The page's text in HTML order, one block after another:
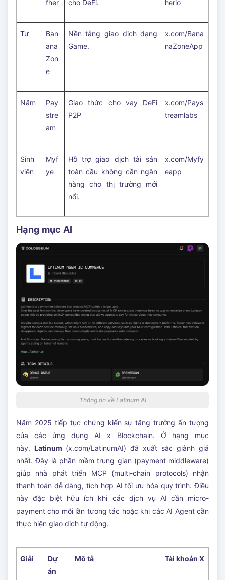
fher
cho DeFi.
herio
Tư
Ban
ana
Zon
e
Nền tảng giao dịch dạng
Game.
x.com/Bana
naZoneApp
Năm
Pay
stre
am
Giao thức cho vay DeFi
P2P
x.com/Pays
treamlabs
Sinh
viên
Myf
ye
Hỗ trợ giao dịch tài sản
toàn cầu không cần ngân
hàng cho thị trường mới
nổi.
x.com/Myfy
eapp
Hạng mục AI
Thông tin về Latinum AI
Năm 2025 tiếp tục chứng kiến sự tăng trưởng ấn tượng
của các ứng dụng AI x Blockchain. Ở hạng mục
này, Latinum (x.com/LatinumAI) đã xuất sắc giành giả
nhất. Đây là phần mềm trung gian (payment middleware)
giúp nhà phát triển MCP (multi-chain protocols) nhận
thanh toán dễ dàng, tích hợp AI tối ưu hóa quy trình. Điều
này đặc biệt hữu ích khi các dịch vụ AI cần micro-
payment cho mỗi lần tương tác hoặc khi các AI Agent cần
thực hiện giao dịch tự động.
Giải
Dự
án
Mô tả Tài khoản X